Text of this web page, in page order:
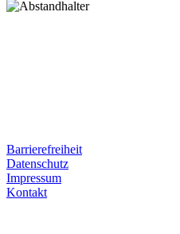
Barrierefreiheit
Datenschutz
Impressum
Kontakt